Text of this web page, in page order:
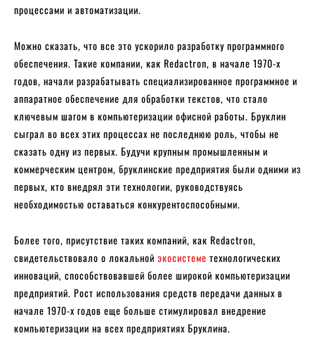
процессами и автоматизации.
Можно сказать, что все это ускорило разработку программного
обеспечения. Такие компании, как Redactron, в начале 1970-х
годов, начали разрабатывать специализированное программное и
аппаратное обеспечение для обработки текстов, что стало
ключевым шагом в компьютеризации офисной работы. Бруклин
сыграл во всех этих процессах не последнюю роль, чтобы не
сказать одну из первых. Будучи крупным промышленным и
коммерческим центром, бруклинские предприятия были одними из
первых, кто внедрял эти технологии, руководствуясь
необходимостью оставаться конкурентоспособными.
Более того, присутствие таких компаний, как Redactron,
свидетельствовало о локальной экосистеме технологических
инноваций, способствовавшей более широкой компьютеризации
предприятий. Рост использования средств передачи данных в
начале 1970-х годов еще больше стимулировал внедрение
компьютеризации на всех предприятиях Бруклина.